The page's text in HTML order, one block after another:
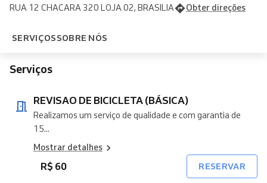
RUA 12 CHACARA 320 LOJA 02, BRASILIA
Obter direções
SERVIÇOSSOBRE NÓS
Serviços
REVISAO DE BICICLETA (BÁSICA)
Realizamos um serviço de qualidade e com garantia de
15...
Mostrar detalhes
R$ 60 RESERVAR